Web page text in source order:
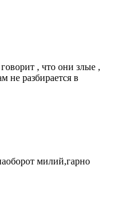
, что они злые ,
не разбирается в
милий,гарно